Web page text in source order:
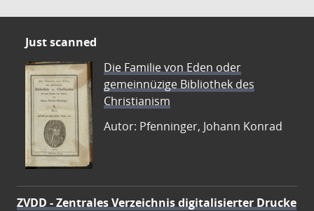
Just scanned
Die Familie von Eden oder
gemeinnüzige Bibliothek des
Christianism
Autor: Pfenninger, Johann Konrad
ZVDD - Zentrales Verzeichnis digitalisierter Drucke